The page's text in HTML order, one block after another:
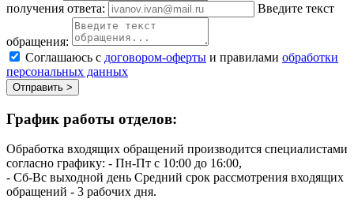
получения ответа:
Введите текст
обращения:
Соглашаюсь с договором-оферты и правилами обработки
персональных данных
Отправить >
График работы отделов:
Обработка входящих обращений производится специалистами
согласно графику: - Пн-Пт с 10:00 до 16:00,
- Сб-Вс выходной день Средний срок рассмотрения входящих
обращений - 3 рабочих дня.